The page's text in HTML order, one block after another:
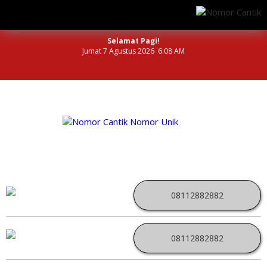
Selamat Pagi!
Jumat 7 Agustus 2026 6:08 AM
08112882882
08112882882